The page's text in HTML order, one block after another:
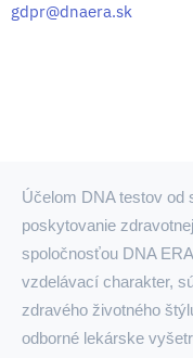
gdpr@dnaera.sk
Účelom DNA testov od
poskytovanie
spoločnosťou DNA
vzdelávací charakter,
zdravého životného
odborné lekárske